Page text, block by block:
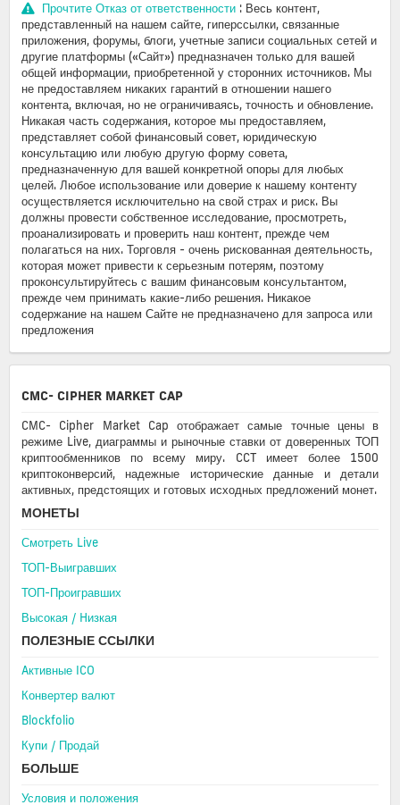
Прочтите Отказ от ответственности : Весь контент,
представленный на нашем сайте, гиперссылки, связанные
приложения, форумы, блоги, учетные записи социальных сетей и
другие платформы («Сайт») предназначен только для вашей
общей информации, приобретенной у сторонних источников. Мы
не предоставляем никаких гарантий в отношении нашего
контента, включая, но не ограничиваясь, точность и обновление.
Никакая часть содержания, которое мы предоставляем,
представляет собой финансовый совет, юридическую
консультацию или любую другую форму совета,
предназначенную для вашей конкретной опоры для любых
целей. Любое использование или доверие к нашему контенту
осуществляется исключительно на свой страх и риск. Вы
должны провести собственное исследование, просмотреть,
проанализировать и проверить наш контент, прежде чем
полагаться на них. Торговля - очень рискованная деятельность,
которая может привести к серьезным потерям, поэтому
проконсультируйтесь с вашим финансовым консультантом,
прежде чем принимать какие-либо решения. Никакое
содержание на нашем Сайте не предназначено для запроса или
предложения
CMC- CIPHER MARKET CAP
CMC- Cipher Market Cap отображает самые точные цены в
режиме Live, диаграммы и рыночные ставки от доверенных ТОП
криптообменников по всему миру. CCT имеет более 1500
криптоконверсий, надежные исторические данные и детали
активных, предстоящих и готовых исходных предложений монет.
МОНЕТЫ
Смотреть Live
ТОП-Выигравших
ТОП-Проигравших
Высокая / Hизкая
ПОЛЕЗНЫЕ ССЫЛКИ
Aктивные ICO
Конвертер валют
Blockfolio
Купи / Продай
БОЛЬШЕ
Условия и положения